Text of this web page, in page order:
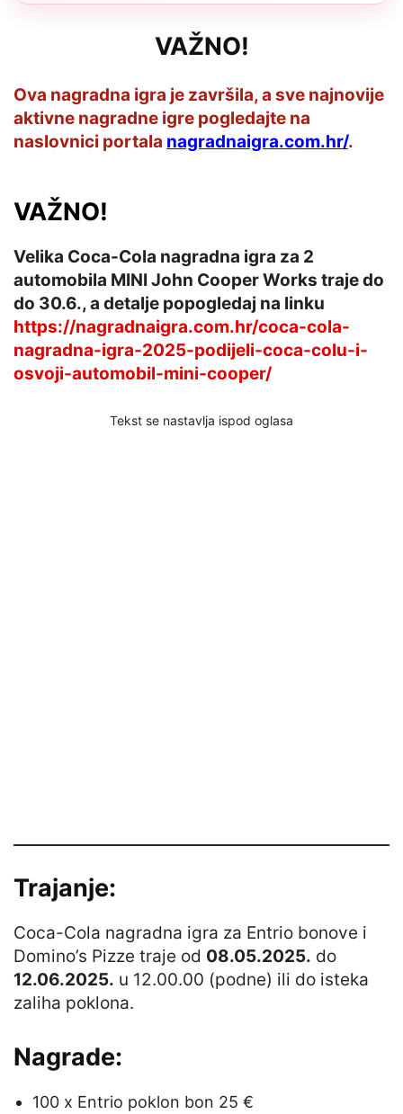
VAŽNO!
Ova nagradna igra je završila, a sve najnovije
aktivne nagradne igre pogledajte na
naslovnici portala nagradnaigra.com.hr/.
VAŽNO!
Velika Coca-Cola nagradna igra za 2
automobila MINI John Cooper Works traje do
do 30.6., a detalje popogledaj na linku
https://nagradnaigra.com.hr/coca-cola-
nagradna-igra-2025-podijeli-coca-colu-i-
osvoji-automobil-mini-cooper/
Tekst se nastavlja ispod oglasa
Trajanje:
Coca-Cola nagradna igra za Entrio bonove i
Domino’s Pizze traje od 08.05.2025. do
12.06.2025. u 12.00.00 (podne) ili do isteka
zaliha poklona.
Nagrade:
100 x Entrio poklon bon 25 €